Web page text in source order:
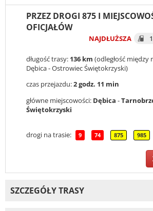
PRZEZ DROGI 875 I
OFICJAŁÓW
NAJDŁUŻSZA
długość trasy: 136 km (odległość między
Dębica - Ostrowiec Świętokrzyski)
czas przejazdu:2 godz. 11 min
główne miejscowości: Dębica -
Świętokrzyski
drogi na trasie: 9 74 875 985
SZCZEGÓŁY TRASY